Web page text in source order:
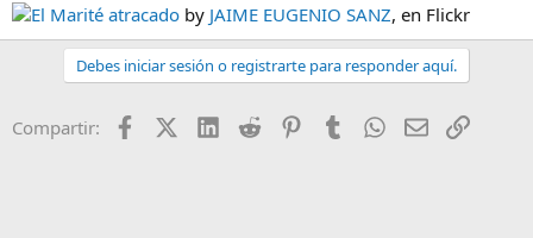
El Marité atracado by JAIME EUGENIO SANZ, en Flickr
Debes iniciar sesión o registrarte para responder aquí.
Compartir: FacebookX (Twitter)
LinkedIn
Reddit PinterestTumblr WhatsApp
EmailEnlace